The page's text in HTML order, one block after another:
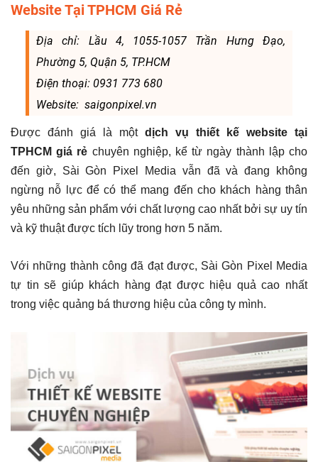
Website Tại TPHCM Giá Rẻ
Địa chỉ: Lầu 4, 1055-1057 Trần Hưng Đạo,
Phường 5, Quận 5, TP.HCM
Điện thoại: 0931 773 680
Website: saigonpixel.vn
Được đánh giá là một dịch vụ thiết kế website tại
TPHCM giá rẻ chuyên nghiệp, kể từ ngày thành lập cho
đến giờ, Sài Gòn Pixel Media vẫn đã và đang không
ngừng nỗ lực để có thể mang đến cho khách hàng thân
yêu những sản phẩm với chất lượng cao nhất bởi sự uy tín
và kỹ thuật được tích lũy trong hơn 5 năm.
Với những thành công đã đạt được, Sài Gòn Pixel Media
tự tin sẽ giúp khách hàng đạt được hiệu quả cao nhất
trong việc quảng bá thương hiệu của công ty mình.